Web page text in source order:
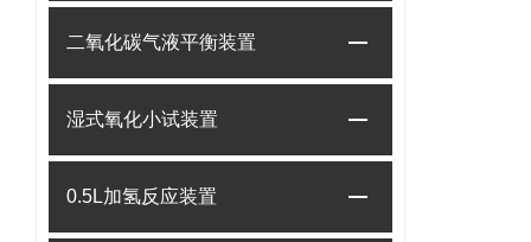
二氧化碳气液平衡装置
湿式氧化小试装置
0.5L加氢反应装置